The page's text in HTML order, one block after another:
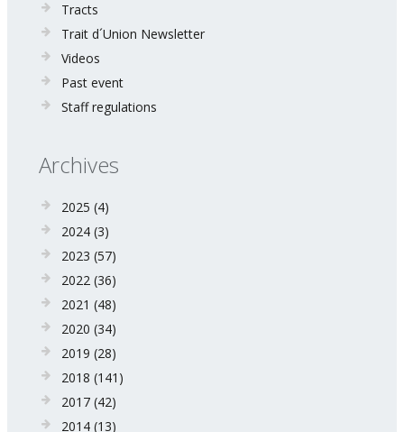
Tracts
Trait d´Union Newsletter
Videos
Past event
Staff regulations
Archives
2025 (4)
2024 (3)
2023 (57)
2022 (36)
2021 (48)
2020 (34)
2019 (28)
2018 (141)
2017 (42)
2014 (13)